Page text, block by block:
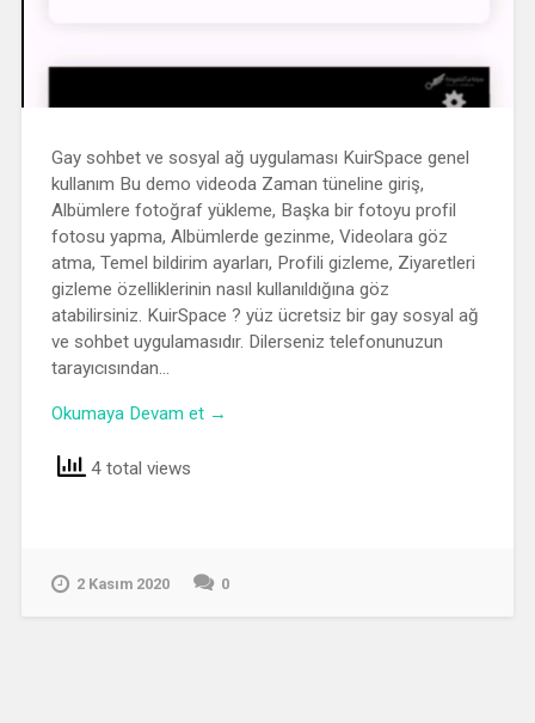
Gay sohbet ve sosyal ağ uygulaması KuirSpace genel
kullanım Bu demo videoda Zaman tüneline giriş,
Albümlere fotoğraf yükleme, Başka bir fotoyu profil
fotosu yapma, Albümlerde gezinme, Videolara göz
atma, Temel bildirim ayarları, Profili gizleme, Ziyaretleri
gizleme özelliklerinin nasıl kullanıldığına göz
atabilirsiniz. KuirSpace ? yüz ücretsiz bir gay sosyal ağ
ve sohbet uygulamasıdır. Dilerseniz telefonunuzun
tarayıcısından…
Okumaya Devam et →
4 total views
2 Kasım 2020 0